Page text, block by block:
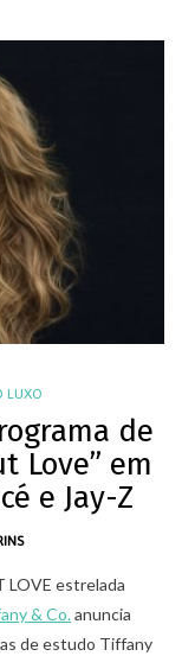
LUXO
de
Love” em
e Jay-Z
LOVE estrelada
& Co.anuncia
de estudo Tiffany